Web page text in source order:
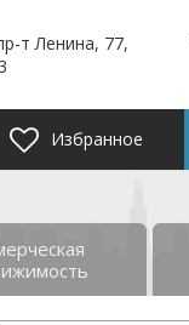
т Ленина, 77,
Избранное